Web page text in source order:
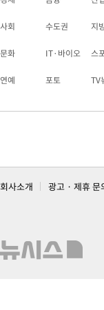
사회 수도권 지
문화 IT·바이오 스
연예 포토 TV
회사소개 광고 · 제휴 문